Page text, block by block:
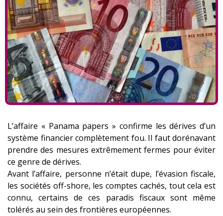
L’affaire « Panama papers » confirme les dérives d’un
système financier complètement fou. Il faut dorénavant
prendre des mesures extrêmement fermes pour éviter
ce genre de dérives.
Avant l’affaire, personne n’était dupe, l’évasion fiscale,
les sociétés off-shore, les comptes cachés, tout cela est
connu, certains de ces paradis fiscaux sont même
tolérés au sein des frontières européennes.